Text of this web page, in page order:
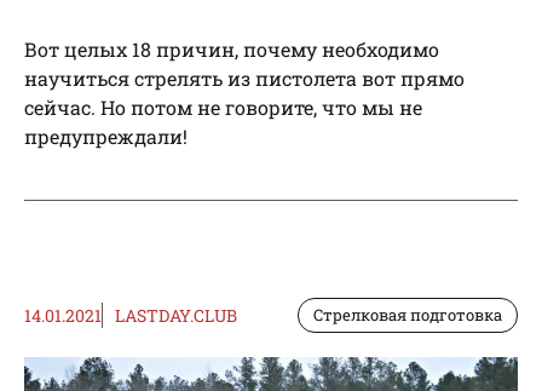
Вот целых 18 причин, почему необходимо
научиться стрелять из пистолета вот прямо
сейчас. Но потом не говорите, что мы не
предупреждали!
14.01.2021 LASTDAY.CLUB Стрелковая подготовка